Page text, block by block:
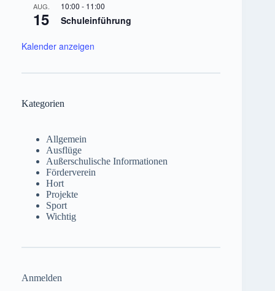
AUG.
15
10:00 - 11:00
Schuleinführung
Kalender anzeigen
Kategorien
Allgemein
Ausflüge
Außerschulische Informationen
Förderverein
Hort
Projekte
Sport
Wichtig
Anmelden